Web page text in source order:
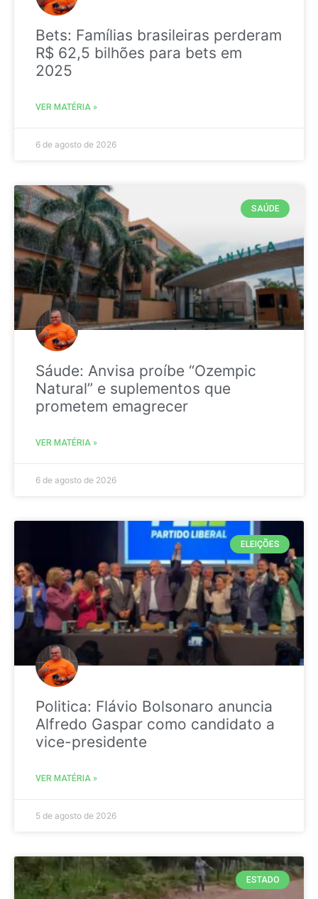
Bets: Famílias brasileiras perderam
R$ 62,5 bilhões para bets em
2025
VER MATÉRIA »
6 de agosto de 2026
SAÚDE
Sáude: Anvisa proíbe “Ozempic
Natural” e suplementos que
prometem emagrecer
VER MATÉRIA »
6 de agosto de 2026
ELEIÇÕES
Politica: Flávio Bolsonaro anuncia
Alfredo Gaspar como candidato a
vice-presidente
VER MATÉRIA »
5 de agosto de 2026
ESTADO